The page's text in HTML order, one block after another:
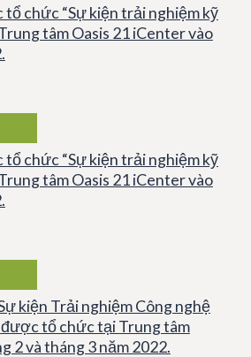
tổ chức “Sự kiện trải nghiệm kỹ
tâm Oasis 21 iCenter vào
tổ chức “Sự kiện trải nghiệm kỹ
tâm Oasis 21 iCenter vào
kiện Trải nghiệm Công nghệ
tổ chức tại Trung tâm
2 và tháng 3 năm 2022.